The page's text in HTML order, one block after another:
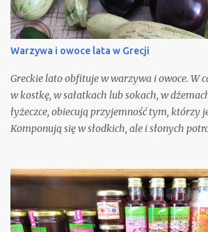
Warzywa i owoce lata w Grecji
Greckie lato obfituje w warzywa i owoce. W
w kostkę, w sałatkach lub sokach, w
łyżeczce, obiecują przyjemność tym, którzy
Komponują się w słodkich, ale i słonych